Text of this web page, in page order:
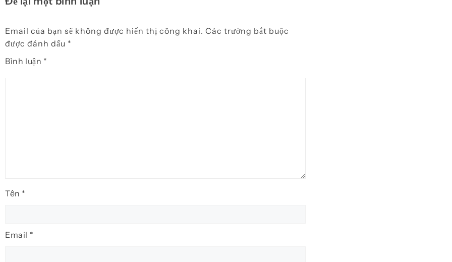
Email của bạn sẽ không được hiển thị công khai. Các trường bắt buộc
được đánh dấu *
Bình luận *
Tên *
Email *